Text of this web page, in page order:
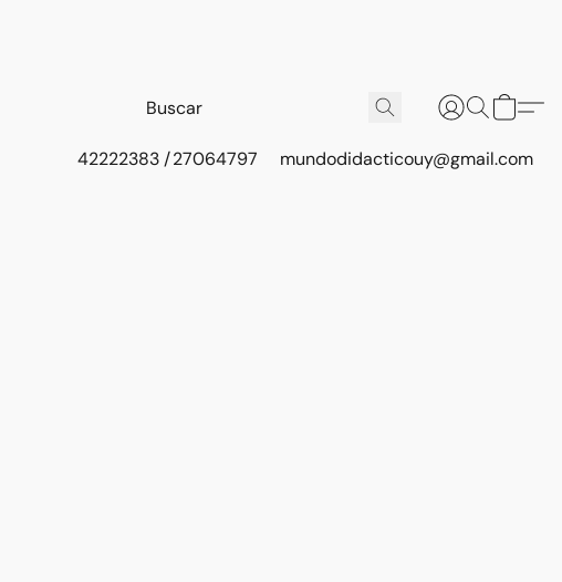
42222383 / 27064797 mundodidacticouy@gmail.com